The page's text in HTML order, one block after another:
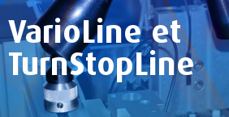
VarioLine et
TurnStopLine